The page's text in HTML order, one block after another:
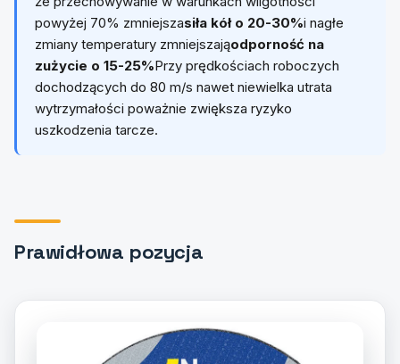
powyżej 70% zmniejszasiła kół o 20-30%i nagłe
zmiany temperatury zmniejszająodporność na
zużycie o 15-25%Przy prędkościach roboczych
dochodzących do 80 m/s nawet niewielka utrata
wytrzymałości poważnie zwiększa ryzyko
uszkodzenia tarcze.
Prawidłowa pozycja